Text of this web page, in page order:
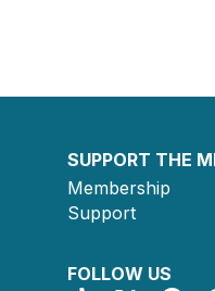
SUPPORT THE
Membership
Support
FOLLOW US